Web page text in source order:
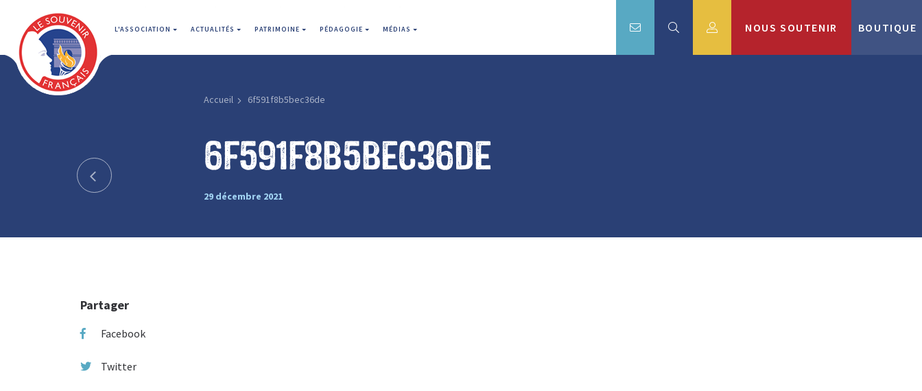
L'ASSOCIATION ACTUALITÉS PATRIMOINE PÉDAGOGIE MÉDIAS NOUS SOUTENIR BOUTIQUE
Accueil 6f591f8b5bec36de
6f591f8b5bec36de
29 décembre 2021
Partager
Facebook
Twitter